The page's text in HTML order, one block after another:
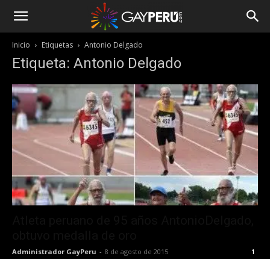
Inicio Etiquetas Antonio Delgado
Etiqueta: Antonio Delgado
Administrador GayPeru - 8 de agosto de 2015 1